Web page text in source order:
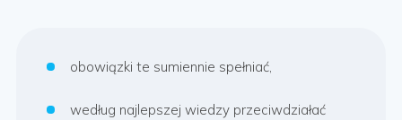
obowiązki te sumiennie spełniać,
według najlepszej wiedzy przeciwdziałać